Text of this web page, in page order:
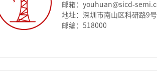
邮箱：youhuan@sicd-
地址：深圳市南山区科研路9
邮编：518000